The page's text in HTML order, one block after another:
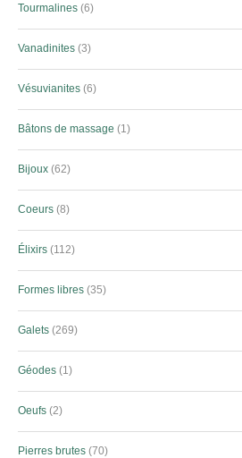
Tourmalines 6
Vanadinites 3
Vésuvianites 6
Bâtons de massage 1
Bijoux 62
Coeurs 8
Élixirs 112
Formes libres 35
Galets 269
Géodes 1
Oeufs 2
Pierres brutes 70